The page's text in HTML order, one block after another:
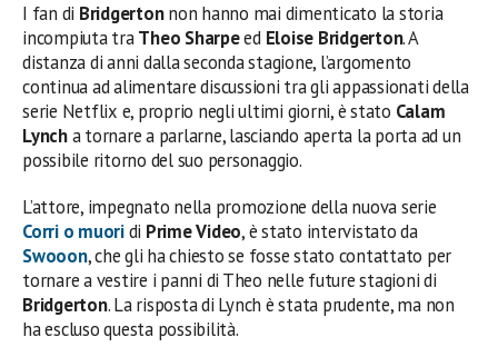
I fan di Bridgertonnon hanno mai dimenticato la storia
incompiuta traTheo Sharpeed Eloise Bridgerton. A
distanza di anni dalla seconda stagione, l’argomento
continua ad alimentare discussioni tra gli appassionati della
serie Netflix e, proprio negli ultimi giorni, è stato Calam
Lyncha tornare a parlarne, lasciando aperta la porta ad un
possibile ritorno del suo personaggio.
L’attore, impegnato nella promozione della nuova serie
Corri o muoridi Prime Video, è stato intervistato da
Swooon, che gli ha chiesto se fosse stato contattato per
tornare a vestire i panni di Theo nelle future stagioni di
Bridgerton. La risposta di Lynch è stata prudente, ma non
ha escluso questa possibilità.